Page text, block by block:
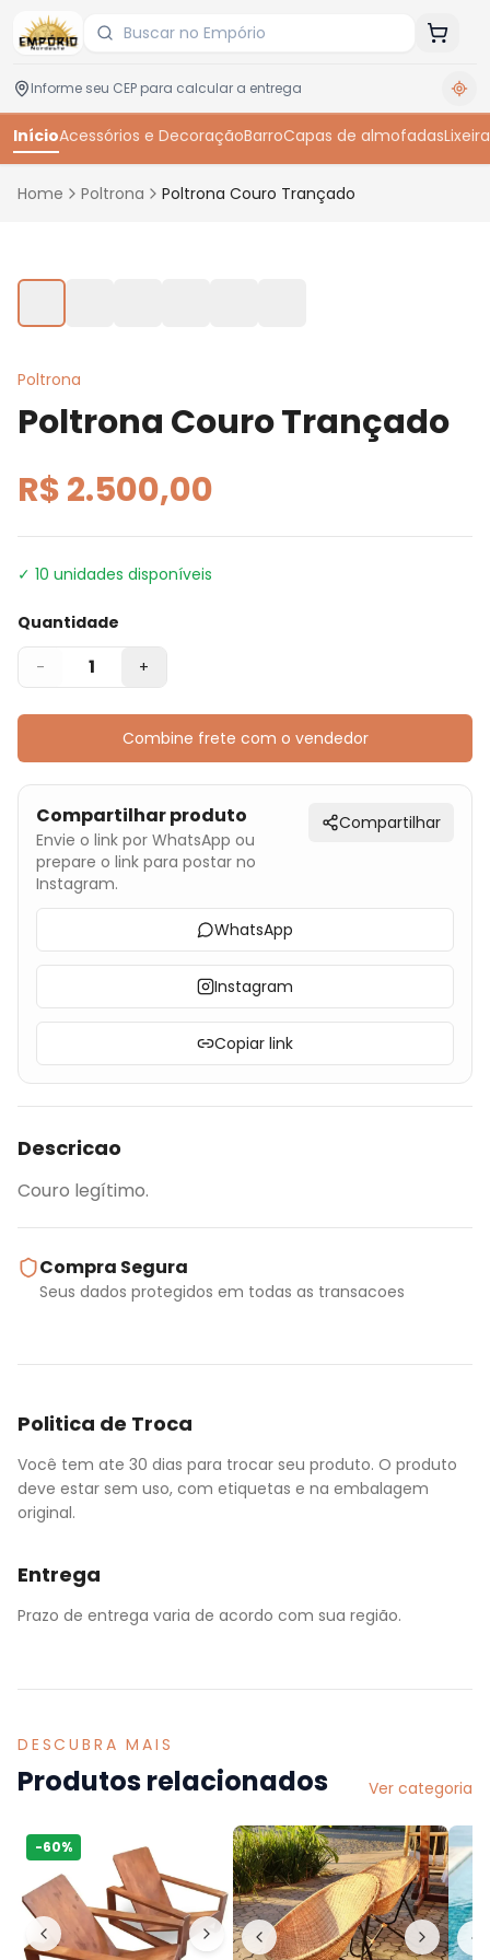
InícioAcessórios e DecoraçãoBarroCapas de almofadasLixeira
Home Poltrona Poltrona Couro Trançado
Poltrona
Poltrona Couro Trançado
R$ 2.500,00
✓ 10 unidades disponíveis
Quantidade
- 1 +
Combine frete com o vendedor
Compartilhar produto
Envie o link por WhatsApp ou
prepare o link para postar no
Instagram.
Compartilhar
WhatsApp
Instagram
Copiar link
Descricao
Couro legítimo.
Compra Segura
Seus dados protegidos em todas as transacoes
Politica de Troca
Você tem ate 30 dias para trocar seu produto. O produto
deve estar sem uso, com etiquetas e na embalagem
original.
Entrega
Prazo de entrega varia de acordo com sua região.
DESCUBRA MAIS
Produtos relacionados Ver categoria
-60%